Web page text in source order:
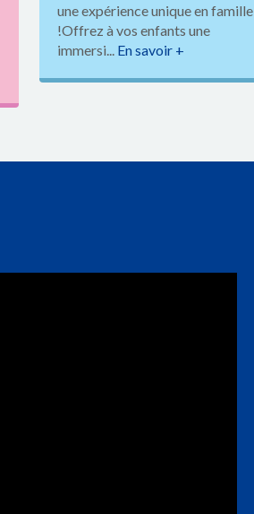
une expérience unique en famille
!Offrez à vos enfants une
immersi... En savoir +